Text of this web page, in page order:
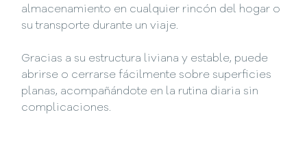
almacenamiento en cualquier rincón del hogar o
su transporte durante un viaje.
Gracias a su estructura liviana y estable, puede
abrirse o cerrarse fácilmente sobre superficies
planas, acompañándote en la rutina diaria sin
complicaciones.